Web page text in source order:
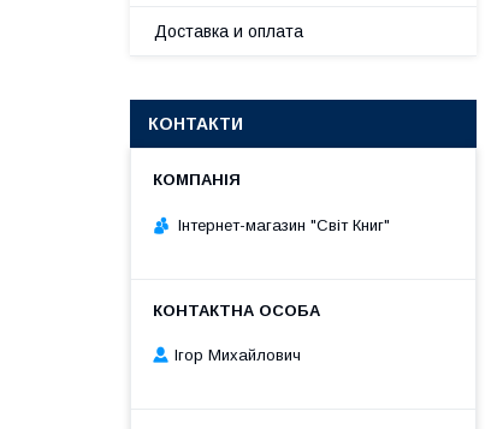
Доставка и оплата
КОНТАКТИ
Інтернет-магазин "Світ Книг"
Ігор Михайлович